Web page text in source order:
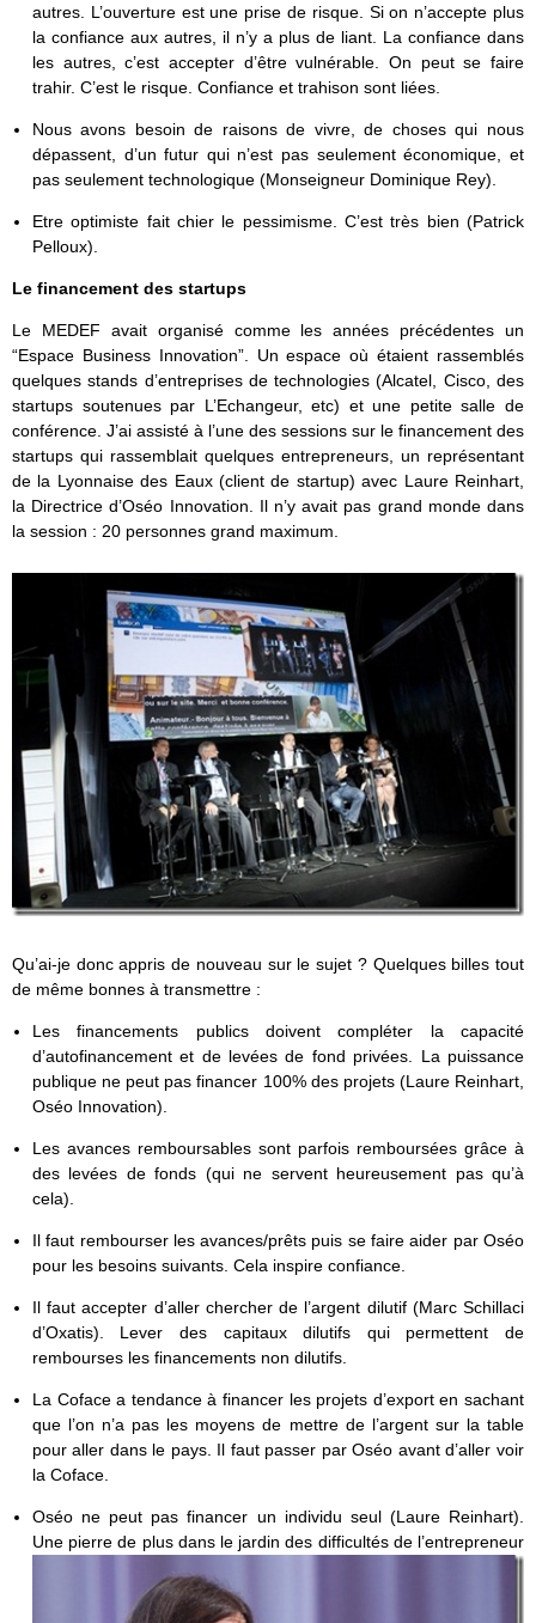
autres. L’ouverture est une prise de risque. Si on n’accepte plus
la confiance aux autres, il n’y a plus de liant. La confiance dans
les autres, c’est accepter d’être vulnérable. On peut se faire
trahir. C’est le risque. Confiance et trahison sont liées.
Nous avons besoin de raisons de vivre, de choses qui nous
dépassent, d’un futur qui n’est pas seulement économique, et
pas seulement technologique (Monseigneur Dominique Rey).
Etre optimiste fait chier le pessimisme. C’est très bien (Patrick
Pelloux).
Le financement des startups
Le MEDEF avait organisé comme les années précédentes un
“Espace Business Innovation”. Un espace où étaient rassemblés
quelques stands d’entreprises de technologies (Alcatel, Cisco, des
startups soutenues par L’Echangeur, etc) et une petite salle de
conférence. J’ai assisté à l’une des sessions sur le financement des
startups qui rassemblait quelques entrepreneurs, un représentant
de la Lyonnaise des Eaux (client de startup) avec Laure Reinhart,
la Directrice d’Oséo Innovation. Il n’y avait pas grand monde dans
la session : 20 personnes grand maximum.
Qu’ai-je donc appris de nouveau sur le sujet ? Quelques billes tout
de même bonnes à transmettre :
Les financements publics doivent compléter la capacité
d’autofinancement et de levées de fond privées. La puissance
publique ne peut pas financer 100% des projets (Laure Reinhart,
Oséo Innovation).
Les avances remboursables sont parfois remboursées grâce à
des levées de fonds (qui ne servent heureusement pas qu’à
cela).
Il faut rembourser les avances/prêts puis se faire aider par Oséo
pour les besoins suivants. Cela inspire confiance.
Il faut accepter d’aller chercher de l’argent dilutif (Marc Schillaci
d’Oxatis). Lever des capitaux dilutifs qui permettent de
rembourses les financements non dilutifs.
La Coface a tendance à financer les projets d’export en sachant
que l’on n’a pas les moyens de mettre de l’argent sur la table
pour aller dans le pays. Il faut passer par Oséo avant d’aller voir
la Coface.
Oséo ne peut pas financer un individu seul (Laure Reinhart).
Une pierre de plus dans le jardin des difficultés de l’entrepreneur